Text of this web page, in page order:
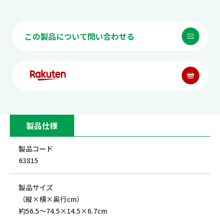
製品仕様
製品コード
63815
製品サイズ
（縦×横×奥行cm）
約56.5～74.5×14.5×6.7cm
この製品について問い合わせる